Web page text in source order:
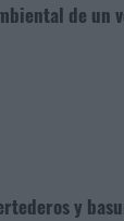
de un
y